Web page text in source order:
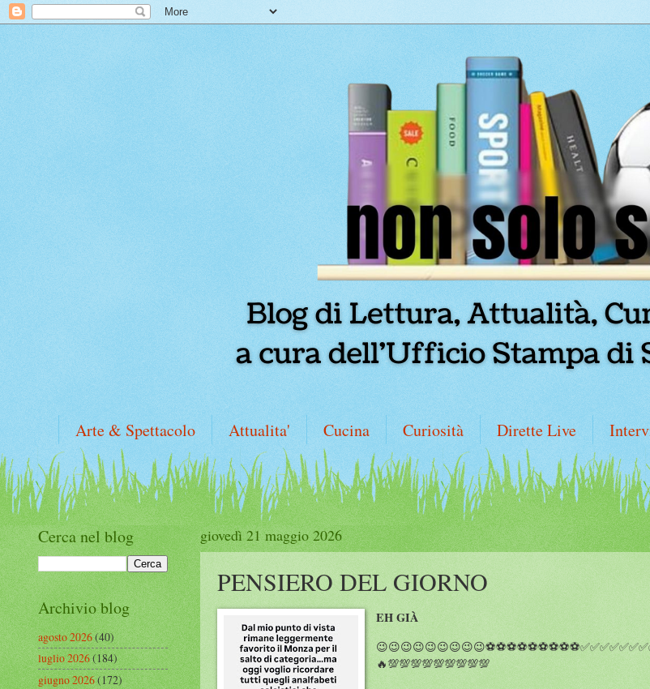
Arte & Spettacolo Attualita' Cucina Curiosità Dirette Live
giovedì 21 maggio 2026
PENSIERO DEL GIORNO
EH GIÀ
🔥💯💯💯💯💯💯💯💯💯
Cerca nel blog
Archivio blog
agosto 2026(40)
luglio 2026(184)
giugno 2026(172)